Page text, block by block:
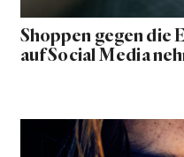
Shoppen gegen die
auf Social Media